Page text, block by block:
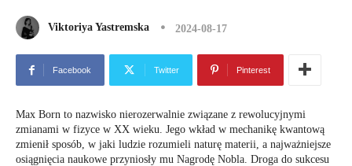
Viktoriya Yastremska 2024-08-17
Facebook Twitter Pinterest
Max Born to nazwisko nierozerwalnie związane z rewolucyjnymi
zmianami w fizyce w XX wieku. Jego wkład w mechanikę kwantową
zmienił sposób, w jaki ludzie rozumieli naturę materii, a najważniejsze
osiągnięcia naukowe przyniosły mu Nagrodę Nobla. Droga do sukcesu